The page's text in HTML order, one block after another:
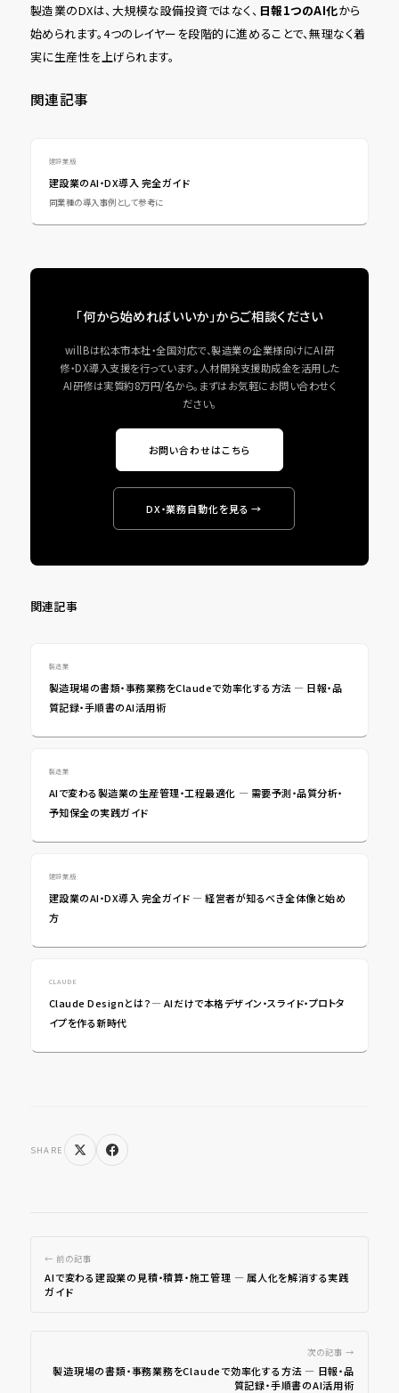
製造業のDXは、大規模な設備投資ではなく、 日報1つのAI化から
始められます。4つのレイヤーを段階的に進めることで、無理なく着
実に生産性を上げられます。
関連記事
建設業版
建設業のAI・DX導入 完全ガイド
同業種の導入事例として参考に
「何から始めればいいか」からご相談ください
willBは松本市本社・全国対応で、製造業の企業様向けにAI研
修・DX導入支援を行っています。人材開発支援助成金を活用した
AI研修は実質約8万円/名から。まずはお気軽にお問い合わせく
ださい。
お問い合わせはこちら
DX・業務自動化を見る →
関連記事
製造業
製造現場の書類・事務業務をClaudeで効率化する方法 ― 日報・品
質記録・手順書のAI活用術
製造業
AIで変わる製造業の生産管理・工程最適化 ― 需要予測・品質分析・
予知保全の実践ガイド
建設業版
建設業のAI・DX導入 完全ガイド ― 経営者が知るべき全体像と始め
方
CLAUDE
Claude Designとは？― AIだけで本格デザイン・スライド・プロトタ
イプを作る新時代
SHARE
← 前の記事
AIで変わる建設業の見積・積算・施工管理 ― 属人化を解消する実践
ガイド
次の記事 →
製造現場の書類・事務業務をClaudeで効率化する方法 ― 日報・品
質記録・手順書のAI活用術